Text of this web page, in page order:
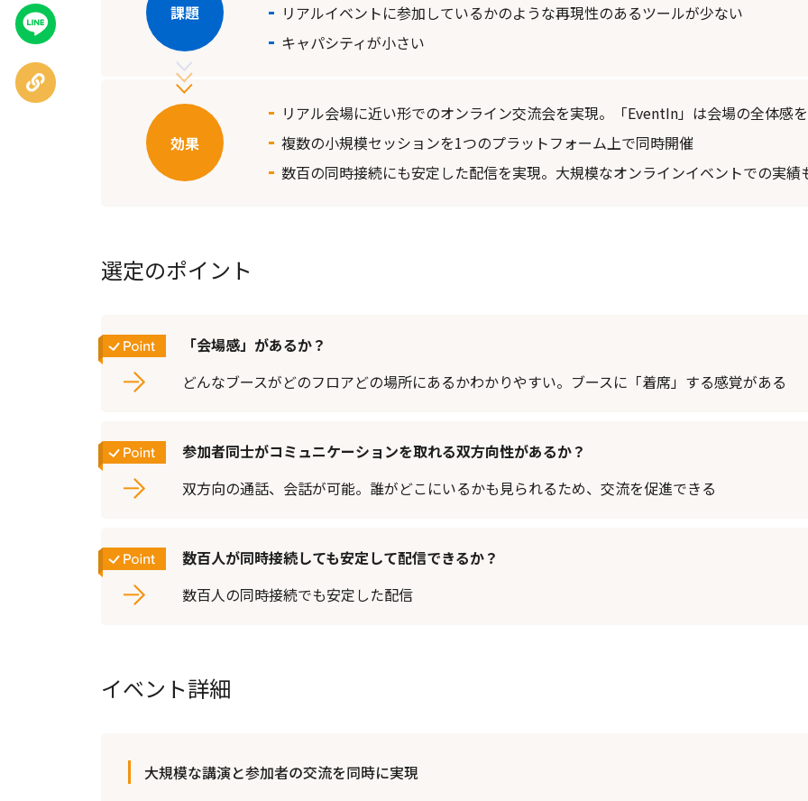
LINEで
送る
URLを
コピー
リアルイベントに参加しているかのような再現性のあるツールが少ない
キャパシティが小さい
リアル会場に近い形でのオンライン交流会を実現。「EventIn」は会場の全体感
複数の小規模セッションを1つのプラットフォーム上で同時開催
数百の同時接続にも安定した配信を実現。大規模なオンラインイベントでの実績
選定のポイント
「会場感」があるか？
どんなブースがどのフロアどの場所にあるかわかりやすい。ブースに「着席」する感覚がある
参加者同士がコミュニケーションを取れる双方向性があるか？
双方向の通話、会話が可能。誰がどこにいるかも見られるため、交流を促進できる
数百人が同時接続しても安定して配信できるか？
数百人の同時接続でも安定した配信
イベント詳細
大規模な講演と参加者の交流を同時に実現